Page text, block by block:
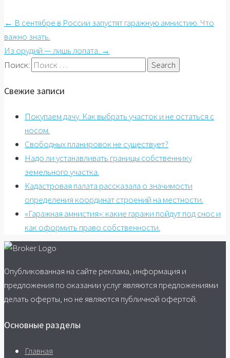
← В сентябре в России запустят гаражную амнистию. Что
важно знать.
Из орудий — лишь лопата. →
Поиск:
Свежие записи
Покупаем дачу. Как выбрать участок и не остаться с
носом.
Свободных планировок не существует?
Надо ли устанавливать границы собственнику
земельного участка.
Кадастровая палата рассказала о значимости
определения координат строений на местности.
«Гаражная амнистия»: какие гаражи пойдут под снос и
как оформить право собственности.
Опубликованная на сайте реклама, информация и
предложения по оказании услуг являются предложениями
делать оферты, но не являются публичной офертой.
Основные разделы
Главная